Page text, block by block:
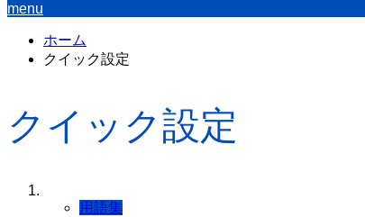
menu
ホーム
クイック設定
クイック設定
用語集